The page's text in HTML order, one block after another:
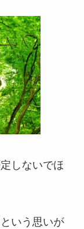
しないでほ
いう思いが